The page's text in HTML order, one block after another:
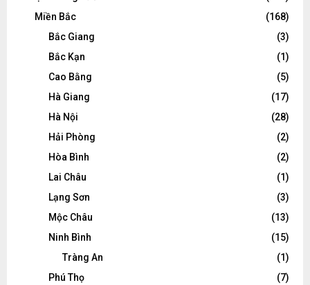
Miền Bắc
(168)
Bắc Giang
(3)
Bắc Kạn
(1)
Cao Bằng
(5)
Hà Giang
(17)
Hà Nội
(28)
Hải Phòng
(2)
Hòa Bình
(2)
Lai Châu
(1)
Lạng Sơn
(3)
Mộc Châu
(13)
Ninh Bình
(15)
Tràng An
(1)
Phú Thọ
(7)